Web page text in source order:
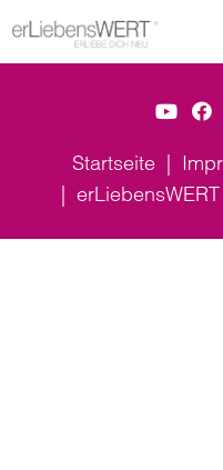
Startseite
erLiebensWERT